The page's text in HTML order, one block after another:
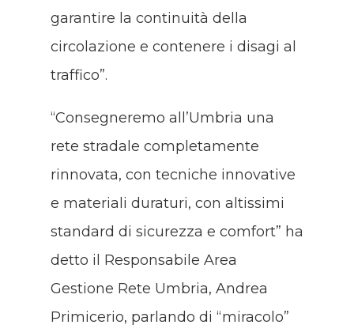
garantire la continuità della
circolazione e contenere i disagi al
traffico”.
“Consegneremo all’Umbria una
rete stradale completamente
rinnovata, con tecniche innovative
e materiali duraturi, con altissimi
standard di sicurezza e comfort” ha
detto il Responsabile Area
Gestione Rete Umbria, Andrea
Primicerio, parlando di “miracolo”